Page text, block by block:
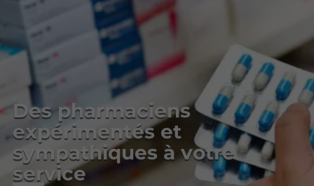
Des pharmaciens
expérimentés et
sympathiques à votre
service